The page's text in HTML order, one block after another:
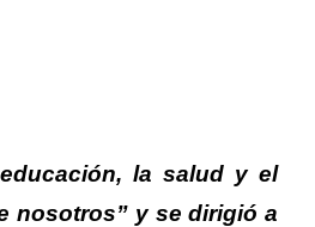
la salud y el
nosotros” y se dirigió a